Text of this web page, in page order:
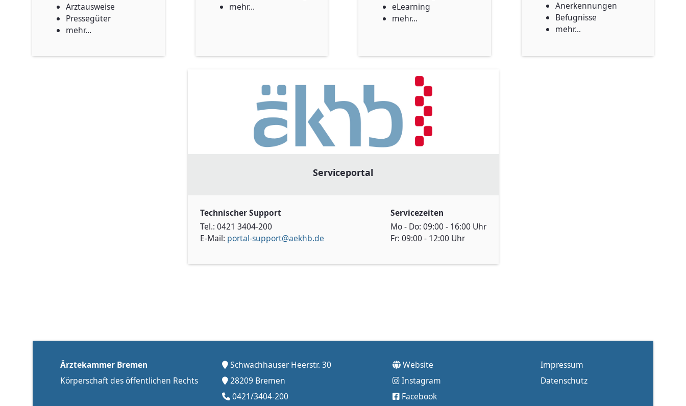
Arztausweise
Pressegüter
mehr...
mehr...
eLearning
mehr...
Anerkennungen
Befugnisse
mehr...
Serviceportal
Technischer Support
Tel.: 0421 3404-200
E-Mail: portal-support@aekhb.de
Servicezeiten
Mo - Do: 09:00 - 16:00 Uhr
Fr: 09:00 - 12:00 Uhr
Ärztekammer Bremen
Körperschaft des öffentlichen Rechts
Schwachhauser Heerstr. 30
28209 Bremen
0421/3404-200
Website
Instagram
Facebook
Impressum
Datenschutz